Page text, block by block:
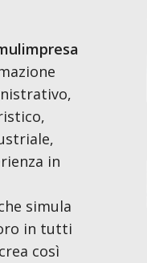
in
simula
in tutti
così